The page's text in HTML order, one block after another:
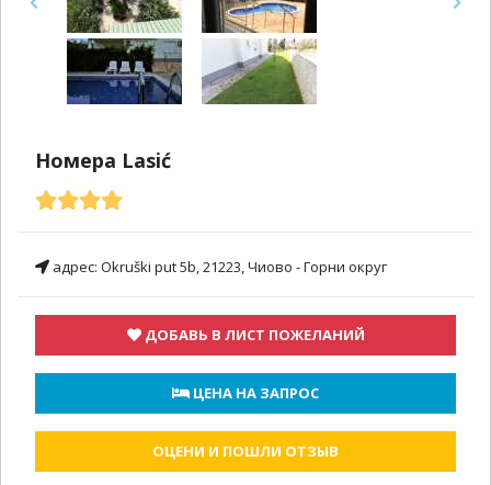
Previous Next
Номера Lasić
адрес: Okruški put 5b, 21223, Чиово - Горни округ
ДОБАВЬ В ЛИСТ ПОЖЕЛАНИЙ
ЦЕНА НА ЗАПРОС
ОЦЕНИ И ПОШЛИ ОТЗЫВ